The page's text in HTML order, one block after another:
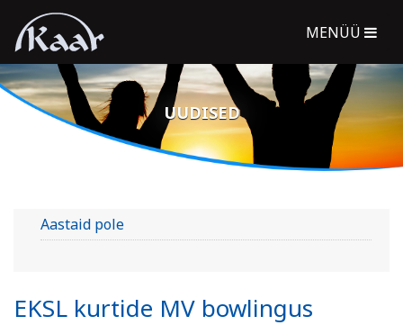
MENÜÜ
UUDISED
Aastaid pole
EKSL kurtide MV bowlingus